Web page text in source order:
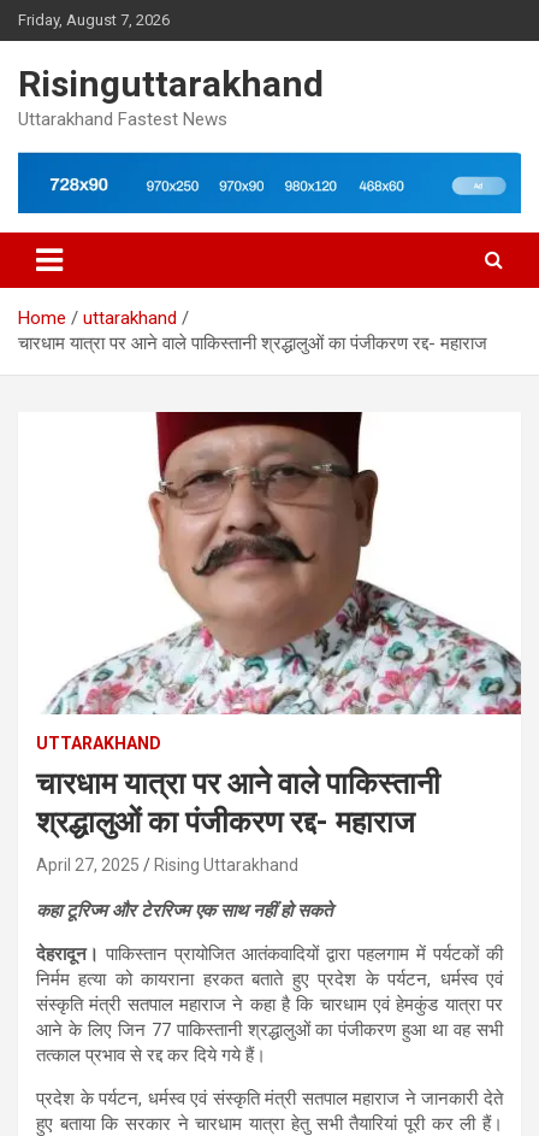
Skip
to
Friday, August 7, 2026
Risinguttarakhand
Uttarakhand Fastest News
Home
uttarakhand
चारधाम यात्रा पर आने वाले पाकिस्तानी श्रद्धालुओं का पंजीकरण रद्द- महाराज
UTTARAKHAND
चारधाम यात्रा पर आने वाले पाकिस्तानी
श्रद्धालुओं का पंजीकरण रद्द- महाराज
April 27, 2025 Rising Uttarakhand
कहा टूरिज्म और टेररिज्म एक साथ नहीं हो सकते
देहरादून। पाकिस्तान प्रायोजित आतंकवादियों द्वारा पहलगाम में पर्यटकों की
निर्मम हत्या को कायराना हरकत बताते हुए प्रदेश के पर्यटन, धर्मस्व एवं
संस्कृति मंत्री सतपाल महाराज ने कहा है कि चारधाम एवं हेमकुंड यात्रा पर
आने के लिए जिन 77 पाकिस्तानी श्रद्धालुओं का पंजीकरण हुआ था वह सभी
तत्काल प्रभाव से रद्द कर दिये गये हैं।
प्रदेश के पर्यटन, धर्मस्व एवं संस्कृति मंत्री सतपाल महाराज ने जानकारी देते
हुए बताया कि सरकार ने चारधाम यात्रा हेतु सभी तैयारियां पूरी कर ली हैं।